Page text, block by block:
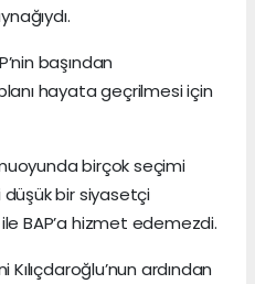
başından
hayata geçrilmesi için
birçok seçimi
bir siyasetçi
BAP’a hizmet edemezdi.
Kılıçdaroğlu’nun ardından